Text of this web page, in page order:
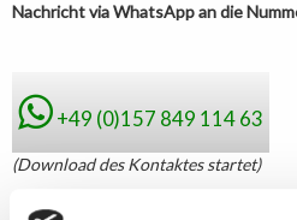
Nachricht via WhatsApp an die
+49 (0)157 849 114 63
(Download des Kontaktes startet)